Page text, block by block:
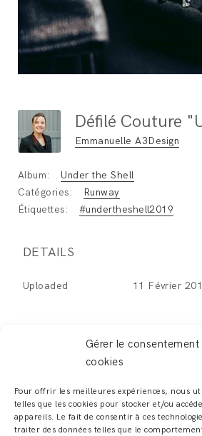
Gérer le consentement
cookies
Pour offrir les meilleures expériences, nous
telles que les cookies pour stocker et/ou
appareils. Le fait de consentir à ces
traiter des données telles que le
Emmanuelle A3Design
Album:
Under the Shell
Catégories:
Runway
Étiquettes:
#undertheshell2019
DETAILS
Uploaded 11 Février
LEAVE A REPLY
Vous devezvous connecterpour